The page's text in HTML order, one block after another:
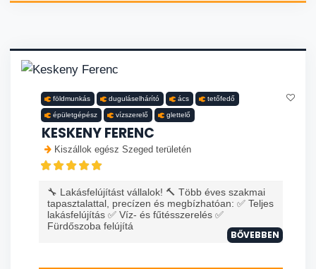
földmunkás duguláselhárító ács tetőfedő
épületgépész vízszerelő glettelő
KESKENY FERENC
Kiszállok egész Szeged területén
🔧 Lakásfelújítást vállalok! 🔨 Több éves szakmai
tapasztalattal, precízen és megbízhatóan: ✅ Teljes
lakásfelújítás ✅ Víz- és fűtésszerelés ✅
Fürdőszoba felújítá
BŐVEBBEN